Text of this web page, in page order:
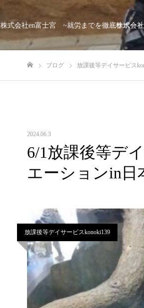
株式会社en富士宮 ~就労までを徹底サポー
株式会
ブログ 放課後等デイサービス
2024.06.3
6/1放課後等デ
エーションin日
放課後等デイサービスkonoki139